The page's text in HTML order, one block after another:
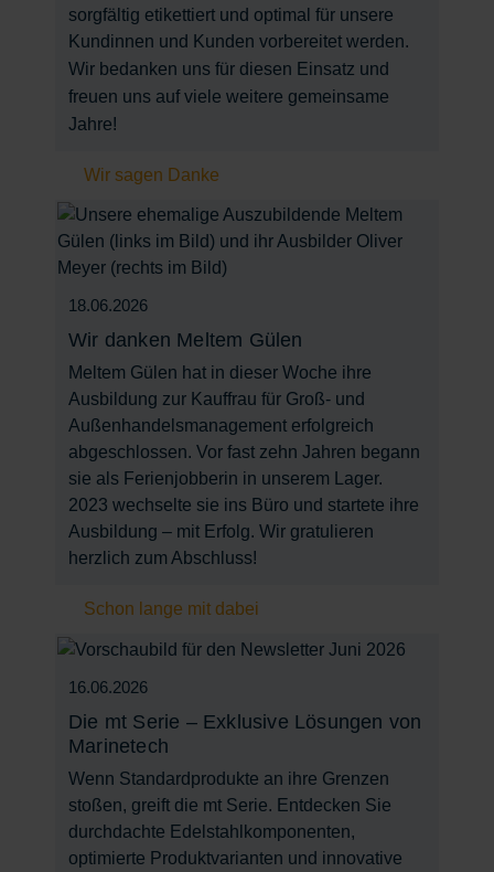
sorgfältig etikettiert und optimal für unsere
Kundinnen und Kunden vorbereitet werden.
Wir bedanken uns für diesen Einsatz und
freuen uns auf viele weitere gemeinsame
Jahre!
Wir sagen Danke
18.06.2026
Wir danken Meltem Gülen
Meltem Gülen hat in dieser Woche ihre
Ausbildung zur Kauffrau für Groß- und
Außenhandelsmanagement erfolgreich
abgeschlossen. Vor fast zehn Jahren begann
sie als Ferienjobberin in unserem Lager.
2023 wechselte sie ins Büro und startete ihre
Ausbildung – mit Erfolg. Wir gratulieren
herzlich zum Abschluss!
Schon lange mit dabei
16.06.2026
Die mt Serie – Exklusive Lösungen von
Marinetech
Wenn Standardprodukte an ihre Grenzen
stoßen, greift die mt Serie. Entdecken Sie
durchdachte Edelstahlkomponenten,
optimierte Produktvarianten und innovative